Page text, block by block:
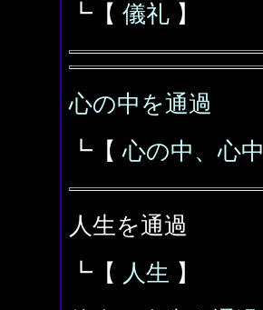
┗【 儀礼 】
心の中を通過
┗【心の中、心中
人生を通過
┗【 人生 】